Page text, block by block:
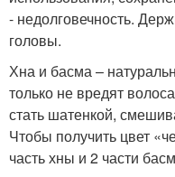
- недолговечность.
головы.
Хна и басма –
только не вредят
стать шатенкой,
Чтобы получить цвет
часть хны и 2 части